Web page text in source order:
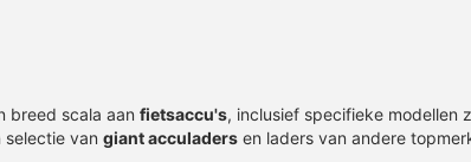
Bosch Motor Performance Line
(BDU365) (BES2) - Zonder
Software
Bosch
(BES2)
breed scala aan fietsaccu's, inclusief specifieke modellen
selectie van giant acculaders en laders van andere